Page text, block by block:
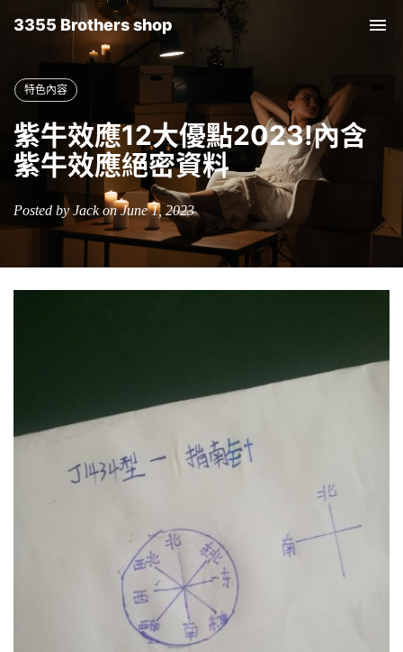
3355 Brothers shop
特色內容
紫牛效應12大優點2023!內含
紫牛效應絕密資料
Posted by Jack on June 1, 2023